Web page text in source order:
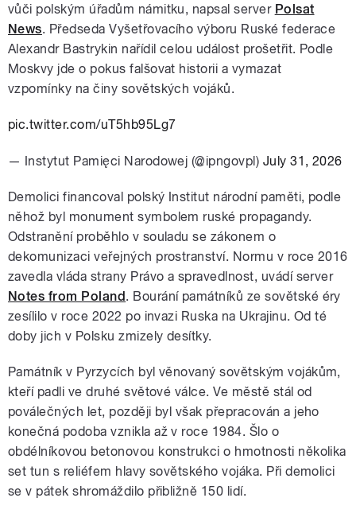
vůči polským úřadům námitku, napsal server Polsat
News. Předseda Vyšetřovacího výboru Ruské federace
Alexandr Bastrykin nařídil celou událost prošetřit. Podle
Moskvy jde o pokus falšovat historii a vymazat
vzpomínky na činy sovětských vojáků.
pic.twitter.com/uT5hb95Lg7
— Instytut Pamięci Narodowej (@ipngovpl) July 31, 2026
Demolici financoval polský Institut národní paměti, podle
něhož byl monument symbolem ruské propagandy.
Odstranění proběhlo v souladu se zákonem o
dekomunizaci veřejných prostranství. Normu v roce 2016
zavedla vláda strany Právo a spravedlnost, uvádí server
Notes from Poland. Bourání památníků ze sovětské éry
zesílilo v roce 2022 po invazi Ruska na Ukrajinu. Od té
doby jich v Polsku zmizely desítky.
Památník v Pyrzycích byl věnovaný sovětským vojákům,
kteří padli ve druhé světové válce. Ve městě stál od
poválečných let, později byl však přepracován a jeho
konečná podoba vznikla až v roce 1984. Šlo o
obdélníkovou betonovou konstrukci o hmotnosti několika
set tun s reliéfem hlavy sovětského vojáka. Při demolici
se v pátek shromáždilo přibližně 150 lidí.